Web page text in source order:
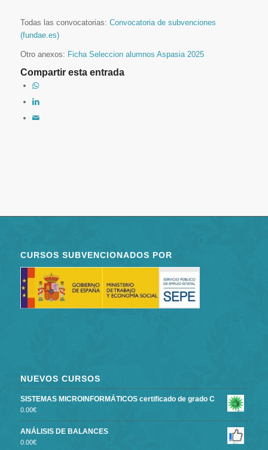
Todas las convocatorias: Convocatoria de subvenciones
(fundae.es)
Otro anexos: Ficha Seleccion alumnos Aspasia 2025
Compartir esta entrada
CURSOS SUBVENCIONADOS POR
NUEVOS CURSOS
SISTEMAS MICROINFORMÁTICOS certificado de grado C
0.00€
ANÁLISIS DE BALANCES
0.00€